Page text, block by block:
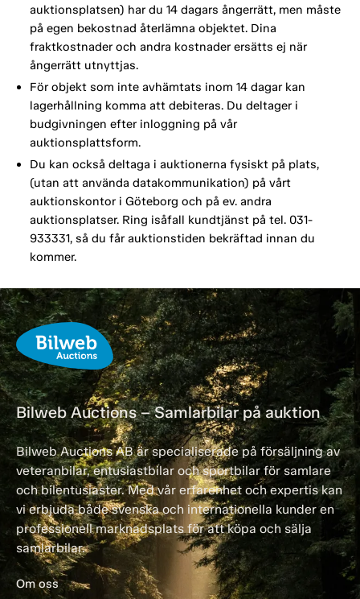
auktionsplatsen) har du 14 dagars ångerrätt, men måste
på egen bekostnad återlämna objektet. Dina
fraktkostnader och andra kostnader ersätts ej när
ångerrätt utnyttjas.
För objekt som inte avhämtats inom 14 dagar kan
lagerhållning komma att debiteras. Du deltager i
budgivningen efter inloggning på vår
auktionsplattsform.
Du kan också deltaga i auktionerna fysiskt på plats,
(utan att använda datakommunikation) på vårt
auktionskontor i Göteborg och på ev. andra
auktionsplatser. Ring isåfall kundtjänst på tel. 031-
933331, så du får auktionstiden bekräftad innan du
kommer.
Bilweb Auctions – Samlarbilar på auktion
Bilweb Auctions AB är specialiserade på försäljning av
veteranbilar, entusiastbilar och sportbilar för samlare
och bilentusiaster. Med vår erfarenhet och expertis kan
vi erbjuda både svenska och internationella kunder en
professionell marknadsplats för att köpa och sälja
samlarbilar.
Om oss